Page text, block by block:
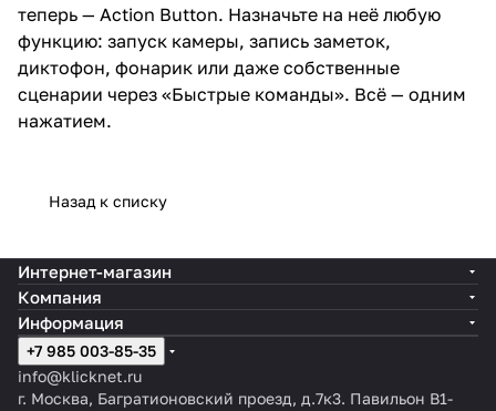
теперь — Action Button. Назначьте на неё любую
функцию: запуск камеры, запись заметок,
диктофон, фонарик или даже собственные
сценарии через «Быстрые команды». Всё — одним
нажатием.
Назад к списку
Интернет-магазин
Компания
Информация
+7 985 003-85-35
info@klicknet.ru
г. Москва, Багратионовский проезд, д.7к3. Павильон B1-